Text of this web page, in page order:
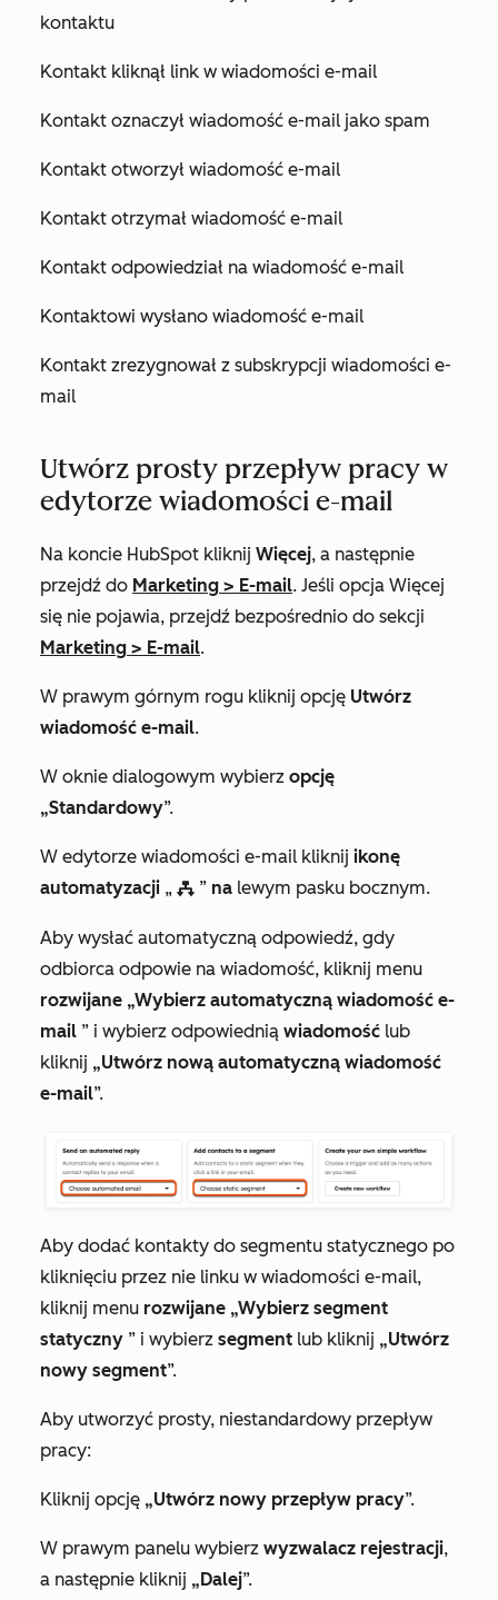
kontaktu
Kontakt kliknął link w wiadomości e-mail
Kontakt oznaczył wiadomość e-mail jako spam
Kontakt otworzył wiadomość e-mail
Kontakt otrzymał wiadomość e-mail
Kontakt odpowiedział na wiadomość e-mail
Kontaktowi wysłano wiadomość e-mail
Kontakt zrezygnował z subskrypcji wiadomości e-
mail
Utwórz prosty przepływ pracy w
edytorze wiadomości e-mail
Na koncie HubSpot kliknij Więcej, a następnie
przejdź do Marketing > E-mail. Jeśli opcja Więcej
się nie pojawia, przejdź bezpośrednio do sekcji
Marketing > E-mail.
W prawym górnym rogu kliknij opcję Utwórz
wiadomość e-mail.
W oknie dialogowym wybierz opcję
„Standardowy”.
W edytorze wiadomości e-mail kliknij ikonę
automatyzacji „ workflows ” na lewym pasku bocznym.
Aby wysłać automatyczną odpowiedź, gdy
odbiorca odpowie na wiadomość, kliknij menu
rozwijane „Wybierz automatyczną wiadomość e-
mail ” i wybierz odpowiednią wiadomość lub
kliknij „Utwórz nową automatyczną wiadomość
e-mail”.
Aby dodać kontakty do segmentu statycznego po
kliknięciu przez nie linku w wiadomości e-mail,
kliknij menu rozwijane „Wybierz segment
statyczny ” i wybierz segment lub kliknij „Utwórz
nowy segment”.
Aby utworzyć prosty, niestandardowy przepływ
pracy:
Kliknij opcję „Utwórz nowy przepływ pracy”.
W prawym panelu wybierz wyzwalacz rejestracji,
a następnie kliknij „Dalej”.